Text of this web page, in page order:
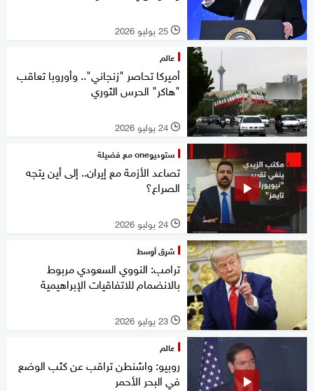
l 25 يوليو 2026
عالم
أميركا تحاصر "زنجاني".. وأوروبا تعاقب
"هاكر" الحرس الثوري
l 24 يوليو 2026
ستوديوone مع فضيلة
تصاعد الأزمة مع إيران.. إلى أين يتجه
الصراع؟
l 24 يوليو 2026
شرق أوسط
ترامب: النووي السعودي مربوط
بالانضمام للاتفاقيات الإبراهيمية
l 23 يوليو 2026
عالم
روبيو: واشنطن تراقب عن كثب الوضع
في البحر الأحمر